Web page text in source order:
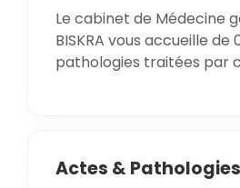
Le cabinet de Médecine
BISKRA vous accueille
pathologies traitées par
Actes & Pathologies